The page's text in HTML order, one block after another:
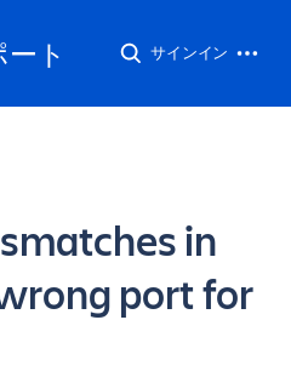
ト サインイン
in
port for